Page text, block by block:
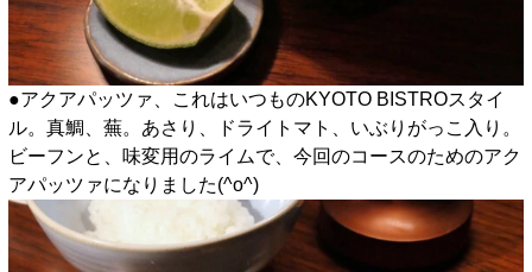
●アクアパッツァ、これはいつものKYOTO BISTROスタイ
ル。真鯛、蕪。あさり、ドライトマト、いぶりがっこ入り。
ビーフンと、味変用のライムで、今回のコースのためのアク
アパッツァになりました(^o^)